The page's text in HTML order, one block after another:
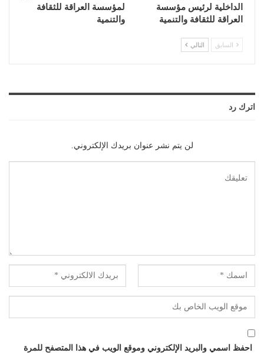
الداخلية لرئيس مؤسسة
العراقة للثقافة والتنمية
لمؤسسة العراقة للثقافة
والتنمية
السابق التالي
اترك رد
لن يتم نشر عنوان بريدك الإلكتروني.
احفظ اسمي والبريد الإلكتروني وموقع الويب في هذا المتصفح للمرة